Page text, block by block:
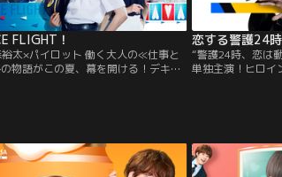
FLIGHT！
裕太×パイロット 働く大人の≪仕事と
物語がこの夏、幕を開ける！デキる
恋する警護24時
“警護24時、恋は
単独主演！ヒロイ
らない≪考察系ア
ー≫誕生！